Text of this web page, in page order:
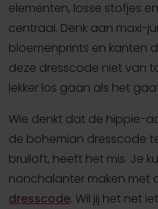
elementen, losse stofjes
centraal. Denk aan maxi-
bloemenprints en kanten
deze dresscode niet van
lekker los gaan als het
Wie denkt dat de hippie-
de bohemian dresscode
bruiloft, heeft het mis. Je
nonchalanter maken met
dresscode. Wil jij het net